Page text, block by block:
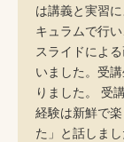
は講義と実習
キュラムで行
スライドによ
いました。受
りました。 受
経験は新鮮で
た」と話しま